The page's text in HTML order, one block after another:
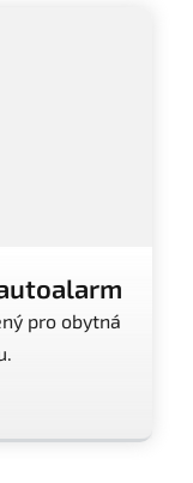
pro obytná